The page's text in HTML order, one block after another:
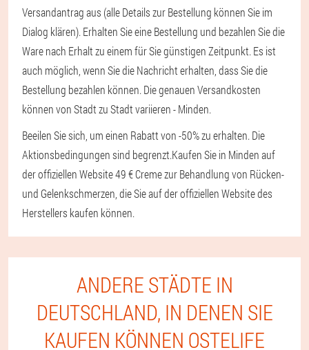
Versandantrag aus (alle Details zur Bestellung können Sie im
Dialog klären). Erhalten Sie eine Bestellung und bezahlen Sie die
Ware nach Erhalt zu einem für Sie günstigen Zeitpunkt. Es ist
auch möglich, wenn Sie die Nachricht erhalten, dass Sie die
Bestellung bezahlen können. Die genauen Versandkosten
können von Stadt zu Stadt variieren - Minden.
Beeilen Sie sich, um einen Rabatt von -50% zu erhalten. Die
Aktionsbedingungen sind begrenzt.Kaufen Sie in Minden auf
der offiziellen Website 49 € Creme zur Behandlung von Rücken-
und Gelenkschmerzen, die Sie auf der offiziellen Website des
Herstellers kaufen können.
ANDERE STÄDTE IN
DEUTSCHLAND, IN DENEN SIE
KAUFEN KÖNNEN OSTELIFE